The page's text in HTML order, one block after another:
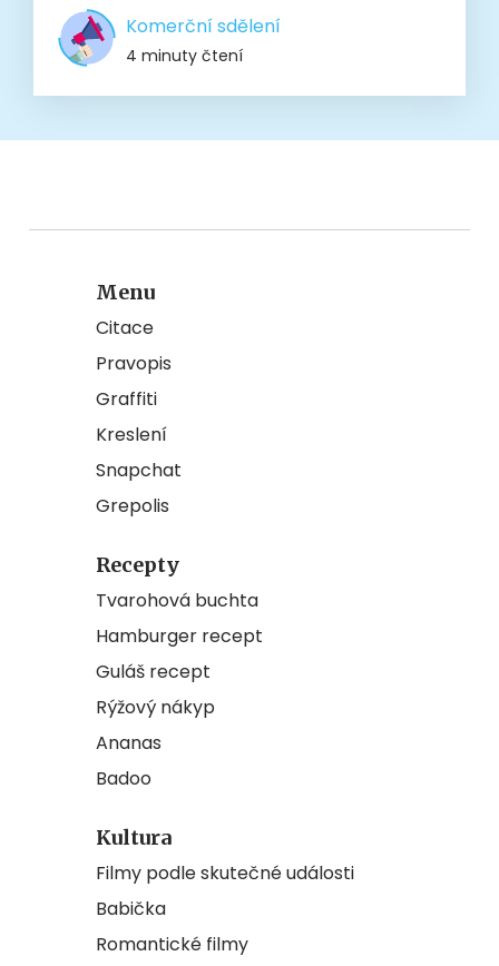
Komerční sdělení
4 minuty čtení
Menu
Citace
Pravopis
Graffiti
Kreslení
Snapchat
Grepolis
Recepty
Tvarohová buchta
Hamburger recept
Guláš recept
Rýžový nákyp
Ananas
Badoo
Kultura
Filmy podle skutečné události
Babička
Romantické filmy